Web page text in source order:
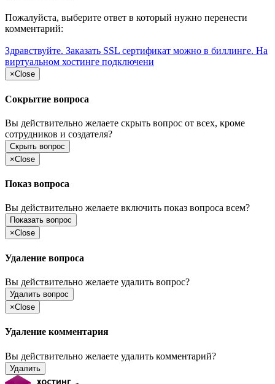
Пожалуйста, выберите ответ в который нужно перенести
комментарий:
Здравствуйте. Заказать SSL сертификат можно в биллинге. На
виртуальном хостинге подключени
×Close
Сокрытие вопроса
Вы действительно желаете скрыть вопрос от всех, кроме
сотрудников и создателя?
Скрыть вопрос
×Close
Показ вопроса
Вы действительно желаете включить показ вопроса всем?
Показать вопрос
×Close
Удаление вопроса
Вы действительно желаете удалить вопрос?
Удалить вопрос
×Close
Удаление комментария
Вы действительно желаете удалить комментарий?
Удалить